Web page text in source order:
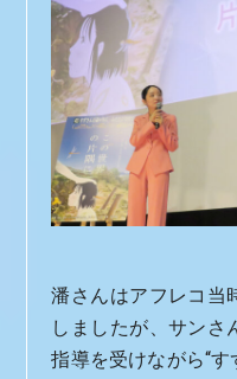
潘さんはアフレコ当
しましたが、サンさ
指導を受けながら“